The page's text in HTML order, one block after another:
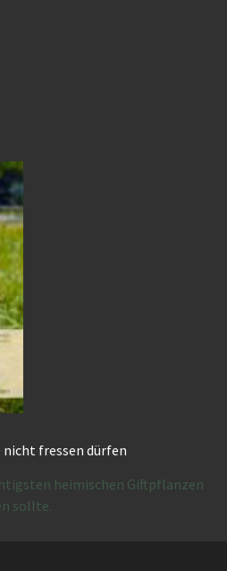
fressen dürfen
heimischen Giftpflanzen
sollte.